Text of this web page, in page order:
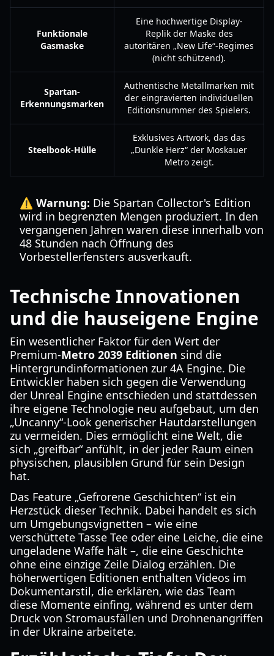
Funktionale
Gasmaske
Eine hochwertige Display-
Replik der Maske des
autoritären „New Life“-Regimes
(nicht schützend).
Spartan-
Erkennungsmarken
Authentische Metallmarken mit
der eingravierten individuellen
Editionsnummer des Spielers.
Steelbook-Hülle
Exklusives Artwork, das das
„Dunkle Herz“ der Moskauer
Metro zeigt.
⚠️ Warnung: Die Spartan Collector's Edition
wird in begrenzten Mengen produziert. In den
vergangenen Jahren waren diese innerhalb von
48 Stunden nach Öffnung des
Vorbestellerfensters ausverkauft.
Technische Innovationen
und die hauseigene Engine
Ein wesentlicher Faktor für den Wert der
Premium-Metro 2039 Editionen sind die
Hintergrundinformationen zur 4A Engine. Die
Entwickler haben sich gegen die Verwendung
der Unreal Engine entschieden und stattdessen
ihre eigene Technologie neu aufgebaut, um den
„Uncanny“-Look generischer Hautdarstellungen
zu vermeiden. Dies ermöglicht eine Welt, die
sich „greifbar“ anfühlt, in der jeder Raum einen
physischen, plausiblen Grund für sein Design
hat.
Das Feature „Gefrorene Geschichten“ ist ein
Herzstück dieser Technik. Dabei handelt es sich
um Umgebungsvignetten – wie eine
verschüttete Tasse Tee oder eine Leiche, die eine
ungeladene Waffe hält –, die eine Geschichte
ohne eine einzige Zeile Dialog erzählen. Die
höherwertigen Editionen enthalten Videos im
Dokumentarstil, die erklären, wie das Team
diese Momente einfing, während es unter dem
Druck von Stromausfällen und Drohnenangriffen
in der Ukraine arbeitete.